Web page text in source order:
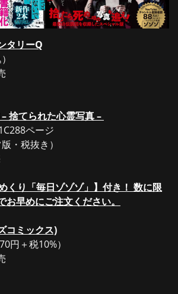
タリーQ
捨てられた心霊写真 –
ページ
・税抜き）
くり「毎日ゾゾゾ」】付き！ 数に限
お早めにご注文ください。
コミックス)
円＋税10%）